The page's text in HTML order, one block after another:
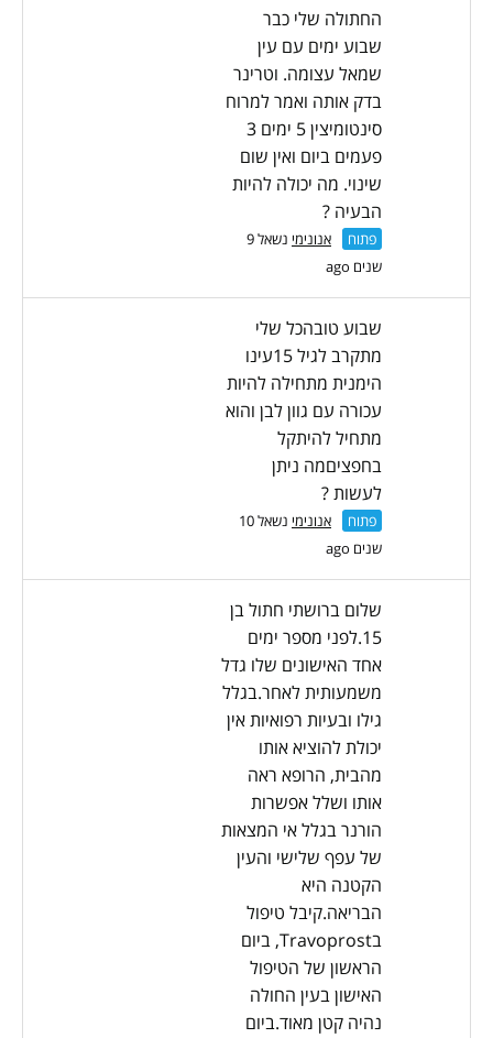
החתולה שלי כבר
שבוע ימים עם עין
שמאל עצומה. וטרינר
בדק אותה ואמר למרוח
סינטומיצין 5 ימים 3
פעמים ביום ואין שום
שינוי. מה יכולה להיות
הבעיה ?
פתוח אנונימי
נשאל 9
שנים ago
שבוע טובהכל שלי
מתקרב לגיל 15עינו
הימנית מתחילה להיות
עכורה עם גוון לבן והוא
מתחיל להיתקל
בחפציםמה ניתן
לעשות ?
פתוח אנונימי
נשאל 10
שנים ago
שלום ברושתי חתול בן
15.לפני מספר ימים
אחד האישונים שלו גדל
משמעותית לאחר.בגלל
גילו ובעיות רפואיות אין
יכולת להוציא אותו
מהבית, הרופא ראה
אותו ושלל אפשרות
הורנר בגלל אי המצאות
של עפף שלישי והעין
הקטנה היא
הבריאה.קיבל טיפול
בTravoprost, ביום
הראשון של הטיפול
האישון בעין החולה
נהיה קטן מאוד.ביום